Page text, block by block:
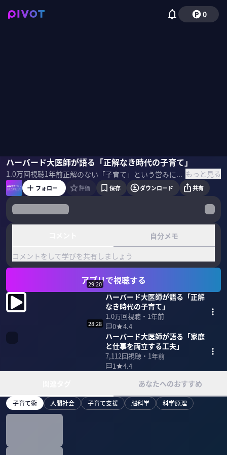
0
ハーバード大医師が語る「正解なき時代の子育て」
1.0万回視聴1年前 正解のない「子育て」という営みに親はどう向き合えばいいのか？どうすれば子どもの特性を伸ばすことができるのか？どうすれば親自身がプレッシャーから解放されるのか？ハーバード大学の小児精神科医で３児の母である内田舞氏に聞いた。 ＜ゲスト＞ 内田舞｜ハーバード大小児精神科医 3児の母。北海道大学医学部卒。2011年イェール大学精神科研修修了、2013年ハーバード大学・マサチューセッツ総合病院小児精神科研修修了。 ▼参考書籍 『子育てで悩んだ時に親が大切にしたいこと』 もっと見る
内田舞佐々木紀彦
フォロー 評価 保存 ダウンロード 共有
自分メモ
コメントをして学びを共有しましょう
アプリで視聴する
29:20
ハーバード大医師が語る「正解
なき時代の子育て」
1.0万回視聴・ 1年前
0
4.4
28:28
ハーバード大医師が語る「家庭
と仕事を両立する工夫」
7,112回視聴・ 1年前
1
4.4
あなたへのおすすめ
子育て術 人間社会 子育て支援 脳科学 科学原理